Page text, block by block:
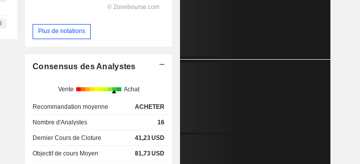
Plus de notations
Consensus des Analystes
Vente Achat
Recommandation moyenne ACHETER
Nombre d'Analystes 16
Dernier Cours de Cloture 41,23USD
Objectif de cours Moyen 81,73USD